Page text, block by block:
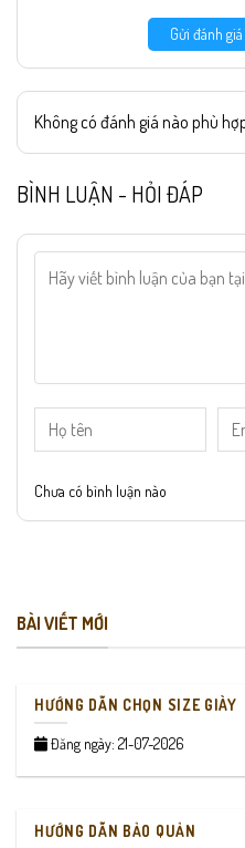
Gửi đánh
Không có đánh giá nào phù
BÌNH LUẬN - HỎI ĐÁP
Chưa có bình luận nào
BÀI VIẾT MỚI
HƯỚNG DẪN CHỌN SIZE GIÀY
Đăng ngày: 21-07-2026
HƯỚNG DẪN BẢO QUẢN